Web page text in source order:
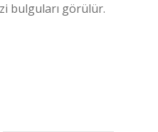
bulguları görülür.